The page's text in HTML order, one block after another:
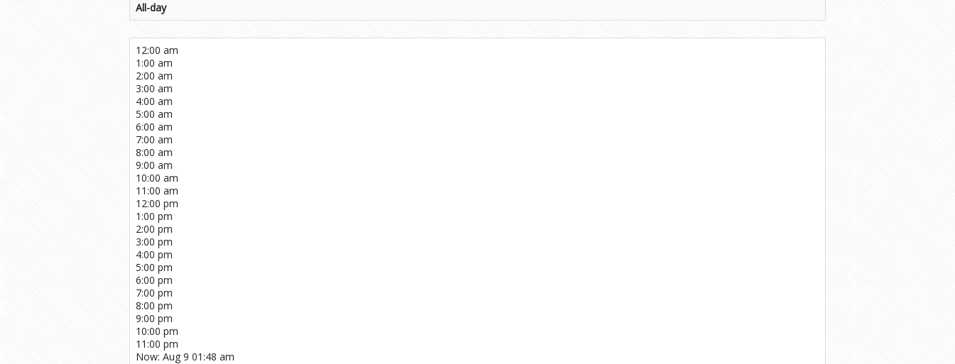
All-day
12:00 am
1:00 am
2:00 am
3:00 am
4:00 am
5:00 am
6:00 am
7:00 am
8:00 am
9:00 am
10:00 am
11:00 am
12:00 pm
1:00 pm
2:00 pm
3:00 pm
4:00 pm
5:00 pm
6:00 pm
7:00 pm
8:00 pm
9:00 pm
10:00 pm
11:00 pm
Now: Aug 9 01:48 am